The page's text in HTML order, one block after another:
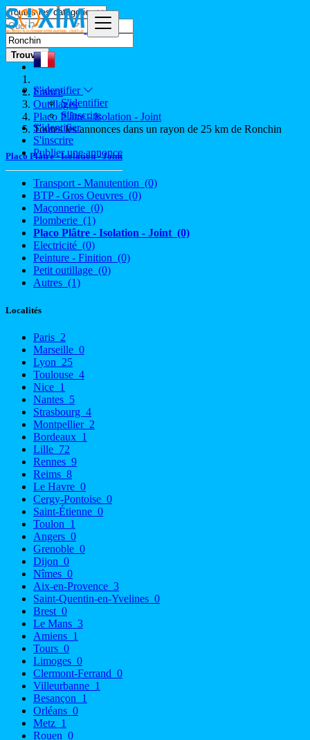
S'identifier
S'identifier
S'inscrire
S'identifier
S'inscrire
Publier une annonce
Trouver
France
Outillages
Placo Plâtre - Isolation - Joint
Toutes les annonces dans un rayon de 25 km de Ronchin
Placo Plâtre - Isolation - Joint
Transport - Manutention (0)
BTP - Gros Oeuvres (0)
Maçonnerie (0)
Plomberie (1)
Placo Plâtre - Isolation - Joint (0)
Electricité (0)
Peinture - Finition (0)
Petit outillage (0)
Autres (1)
Localités
Paris 2
Marseille 0
Lyon 25
Toulouse 4
Nice 1
Nantes 5
Strasbourg 4
Montpellier 2
Bordeaux 1
Lille 72
Rennes 9
Reims 8
Le Havre 0
Cergy-Pontoise 0
Saint-Étienne 0
Toulon 1
Angers 0
Grenoble 0
Dijon 0
Nîmes 0
Aix-en-Provence 3
Saint-Quentin-en-Yvelines 0
Brest 0
Le Mans 3
Amiens 1
Tours 0
Limoges 0
Clermont-Ferrand 0
Villeurbanne 1
Besançon 1
Orléans 0
Metz 1
Rouen 0